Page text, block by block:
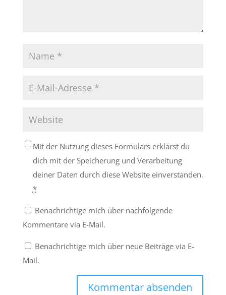
Mit der Nutzung dieses Formulars erklärst du
dich mit der Speicherung und Verarbeitung
deiner Daten durch diese Website einverstanden.
*
Benachrichtige mich über nachfolgende
Kommentare via E-Mail.
Benachrichtige mich über neue Beiträge via E-
Mail.